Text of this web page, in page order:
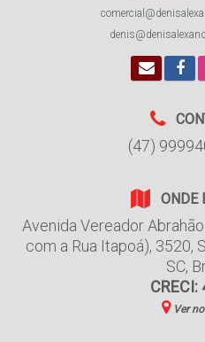
(47)
ONDE
Avenida Vereador
com a Rua Itapoá), 3520,
SC,
Ver